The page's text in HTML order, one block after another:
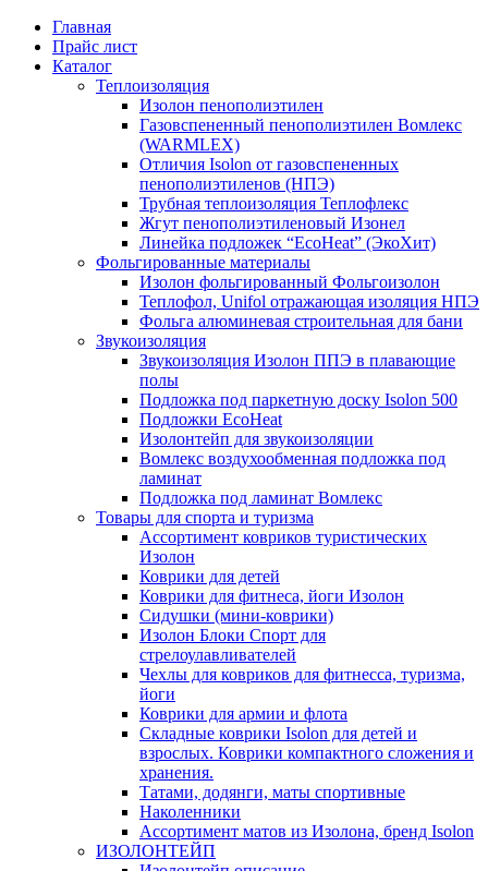
Главная
Прайс лист
Каталог
Теплоизоляция
Изолон пенополиэтилен
Газовспененный пенополиэтилен Вомлекс
(WARMLEX)
Отличия Isolon от газовспененных
пенополиэтиленов (НПЭ)
Трубная теплоизоляция Теплофлекс
Жгут пенополиэтиленовый Изонел
Линейка подложек “EcoHeat” (ЭкоХит)
Фольгированные материалы
Изолон фольгированный Фольгоизолон
Теплофол, Unifol отражающая изоляция НПЭ
Фольга алюминевая строительная для бани
Звукоизоляция
Звукоизоляция Изолон ППЭ в плавающие
полы
Подложка под паркетную доску Isolon 500
Подложки EcoHeat
Изолонтейп для звукоизоляции
Вомлекс воздухообменная подложка под
ламинат
Подложка под ламинат Вомлекс
Товары для спорта и туризма
Ассортимент ковриков туристических
Изолон
Коврики для детей
Коврики для фитнеса, йоги Изолон
Сидушки (мини-коврики)
Изолон Блоки Спорт для
стрелоулавливателей
Чехлы для ковриков для фитнесса, туризма,
йоги
Коврики для армии и флота
Складные коврики Isolon для детей и
взрослых. Коврики компактного сложения и
хранения.
Татами, додянги, маты спортивные
Наколенники
Ассортимент матов из Изолона, бренд Isolon
ИЗОЛОНТЕЙП